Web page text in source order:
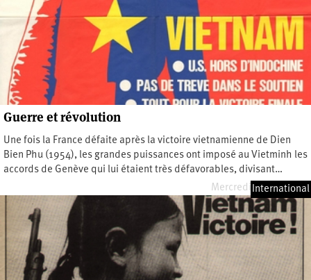
Guerre et révolution
Une fois la France défaite après la victoire vietnamienne de Dien
Bien Phu (1954), les grandes puissances ont imposé au Vietminh les
accords de Genève qui lui étaient très défavorables, divisant…
Mercredi 23 avril 2025
International